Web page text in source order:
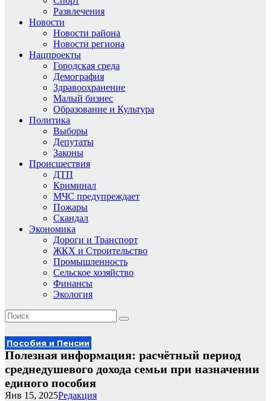
Развлечения
Новости
Новости района
Новости региона
Нацпроекты
Городская среда
Демография
Здравоохранение
Малый бизнес
Образование и Культура
Политика
Выборы
Депутаты
Законы
Происшествия
ДТП
Криминал
МЧС предупреждает
Пожары
Скандал
Экономика
Дороги и Транспорт
ЖКХ и Строительство
Промышленность
Сельское хозяйство
Финансы
Экология
Пособия и Пенсии
Полезная информация: расчётный период
среднедушевого дохода семьи при назначении
единого пособия
Редакция
Янв 15, 2025